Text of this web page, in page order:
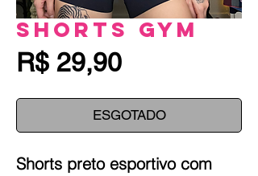
Shorts Gym
R$ 29,90Preço
ESGOTADO
Shorts preto esportivo com